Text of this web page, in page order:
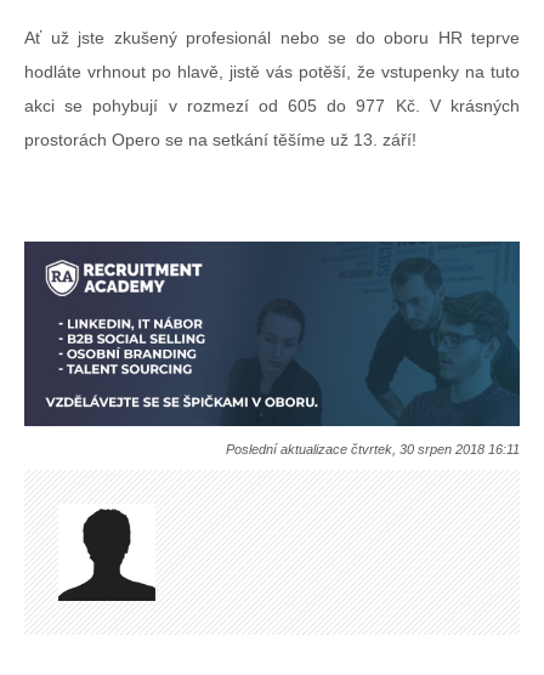
Ať už jste zkušený profesionál nebo se do oboru HR teprve
hodláte vrhnout po hlavě, jistě vás potěší, že vstupenky na tuto
akci se pohybují v rozmezí od 605 do 977 Kč. V krásných
prostorách Opero se na setkání těšíme už 13. září!
Poslední aktualizace čtvrtek, 30 srpen 2018 16:11